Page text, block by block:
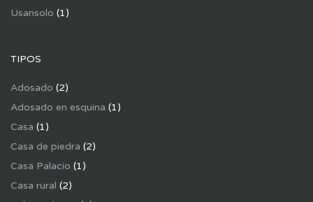
Usansolo (1)
TIPOS
Adosado (2)
Adosado en esquina (1)
Casa (1)
Casa de piedra (2)
Casa Palacio (1)
Casa rural (2)